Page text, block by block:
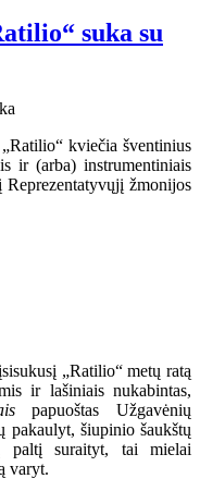
suka su
kviečia šventinius
ir (arba) instrumentiniais
žmonijos
„Ratilio“ metų ratą
ir lašiniais nukabintas,
papuoštas Užgavėnių
pakaulyt, šiupinio šaukštų
suraityt, tai mielai
varyt.